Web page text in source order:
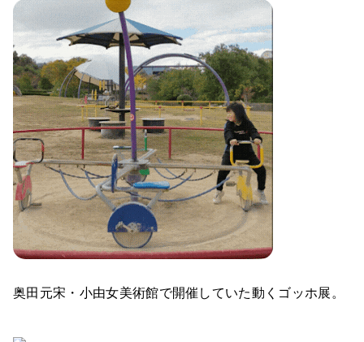
奥田元宋・小由女美術館で開催していた動くゴッホ展。